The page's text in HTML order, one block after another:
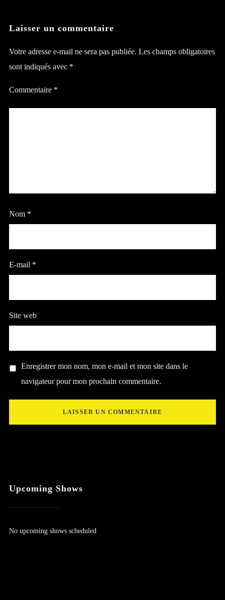
Laisser un commentaire
Votre adresse e-mail ne sera pas publiée. Les champs obligatoires
sont indiqués avec *
Commentaire *
Nom *
E-mail *
Site web
Enregistrer mon nom, mon e-mail et mon site dans le
navigateur pour mon prochain commentaire.
Upcoming Shows
No upcoming shows scheduled